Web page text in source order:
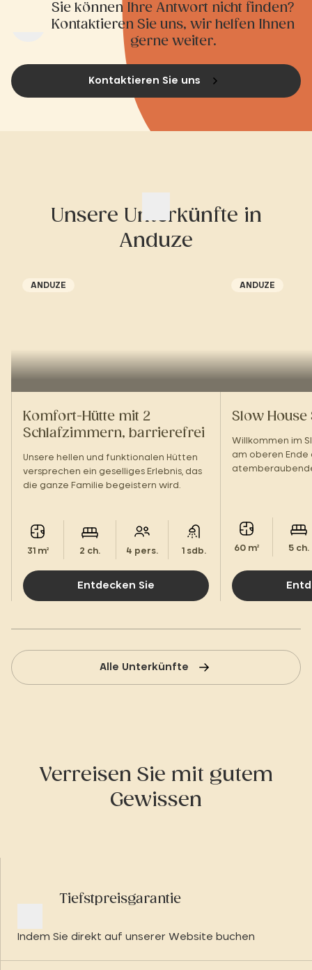
Sie können Ihre Antwort nicht finden?
Kontaktieren Sie uns, wir helfen Ihnen
gerne weiter.
Kontaktieren Sie uns
Unsere Unterkünfte in
Anduze
ANDUZE
Komfort-Hütte mit 2
Schlafzimmern, barrierefrei
Unsere hellen und funktionalen Hütten
versprechen ein geselliges Erlebnis, das
die ganze Familie begeistern wird.
31 m² 2 ch. 4 pers. 1 sdb.
Entdecken Sie
ANDUZE
Slow House
Willkommen im
am oberen Ende
60 m² 5 ch.
Alle Unterkünfte
Verreisen Sie mit gutem
Gewissen
Tiefstpreisgarantie
Indem Sie direkt auf unserer Website buchen